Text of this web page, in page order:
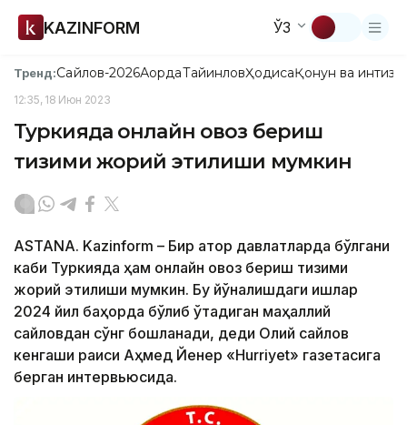
KAZINFORM ЎЗ
Тренд:Сайлов-2026АқордаТайинловҲодисаҚонун ва
12:35, 18 Июн 2023
Туркияда онлайн овоз бериш
тизими жорий этилиши мумкин
ASTANA. Kazinform – Бир қатор давлатларда бўлгани
каби Туркияда ҳам онлайн овоз бериш тизими
жорий этилиши мумкин. Бу йўналишдаги ишлар
2024 йил баҳорда бўлиб ўтадиган маҳаллий
сайловдан сўнг бошланади, деди Олий сайлов
кенгаши раиси Аҳмед Йенер «Hurriyet» газетасига
берган интервьюсида.